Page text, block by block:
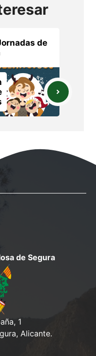
de
de Segura
1
Alicante.